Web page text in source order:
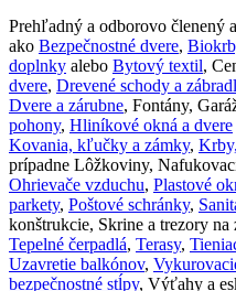
Prehľadný a odborovo členený
ako Bezpečnostné dvere,
doplnky alebo Bytový textil,
dvere, Drevené schody a
Dvere a zárubne, Fontány,
pohony, Hliníkové okná a dvere
Kovania, kľučky a zámky,
prípadne Lôžkoviny,
Ohrievače vzduchu, Plastové
parkety, Poštové schránky,
konštrukcie, Skrine a trezory na
Tepelné čerpadlá, Terasy,
Uzavretie balkónov,
bezpečnostné stĺpy, Výťahy a